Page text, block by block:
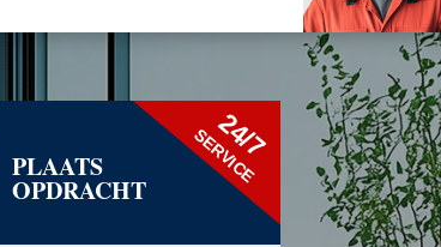
PLAATS
OPDRACHT
24/7
SERVICE